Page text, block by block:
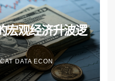
宏观经济升波逻
DATA ECON